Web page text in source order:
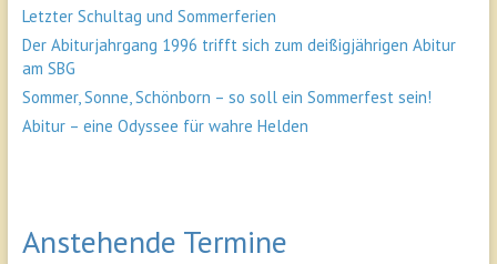
Letzter Schultag und Sommerferien
Der Abiturjahrgang 1996 trifft sich zum deißigjährigen Abitur
am SBG
Sommer, Sonne, Schönborn – so soll ein Sommerfest sein!
Abitur – eine Odyssee für wahre Helden
Anstehende Termine